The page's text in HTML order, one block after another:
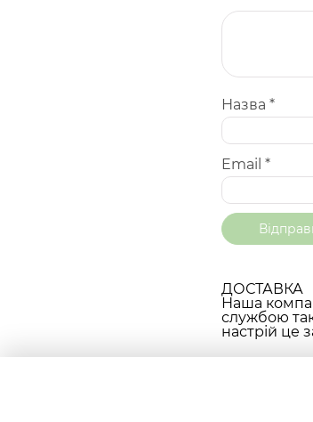
Назва *
Email *
ДОСТАВКА
Наша
службою
настрій це